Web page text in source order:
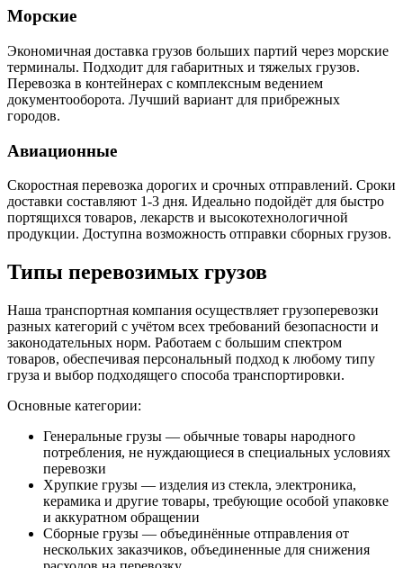
Морские
Экономичная доставка грузов больших партий через морские
терминалы. Подходит для габаритных и тяжелых грузов.
Перевозка в контейнерах с комплексным ведением
документооборота. Лучший вариант для прибрежных
городов.
Авиационные
Скоростная перевозка дорогих и срочных отправлений. Сроки
доставки составляют 1-3 дня. Идеально подойдёт для быстро
портящихся товаров, лекарств и высокотехнологичной
продукции. Доступна возможность отправки сборных грузов.
Типы перевозимых грузов
Наша транспортная компания осуществляет грузоперевозки
разных категорий с учётом всех требований безопасности и
законодательных норм. Работаем с большим спектром
товаров, обеспечивая персональный подход к любому типу
груза и выбор подходящего способа транспортировки.
Основные категории:
Генеральные грузы — обычные товары народного
потребления, не нуждающиеся в специальных условиях
перевозки
Хрупкие грузы — изделия из стекла, электроника,
керамика и другие товары, требующие особой упаковке
и аккуратном обращении
Сборные грузы — объединённые отправления от
нескольких заказчиков, объединенные для снижения